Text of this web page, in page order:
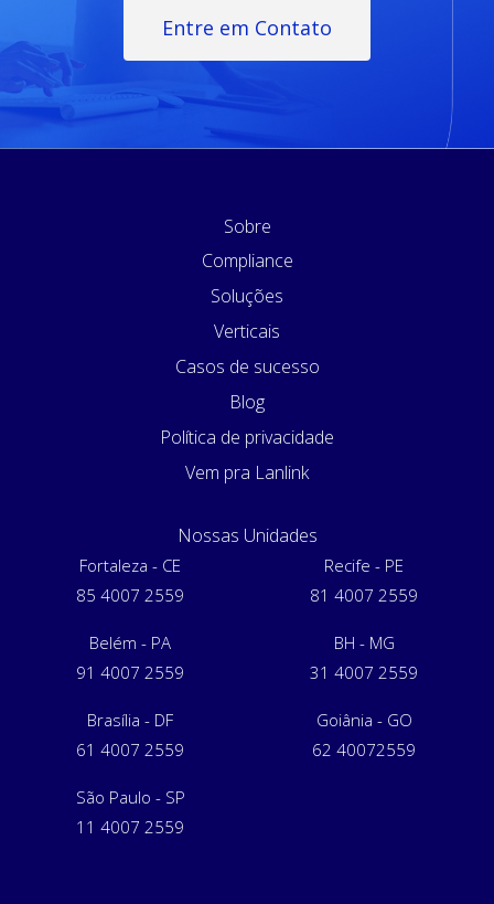
Entre em Contato
Sobre
Compliance
Soluções
Verticais
Casos de sucesso
Blog
Política de privacidade
Vem pra Lanlink
Nossas Unidades
Fortaleza - CE
85 4007 2559
Recife - PE
81 4007 2559
Belém - PA
91 4007 2559
BH - MG
31 4007 2559
Brasília - DF
61 4007 2559
Goiânia - GO
62 40072559
São Paulo - SP
11 4007 2559